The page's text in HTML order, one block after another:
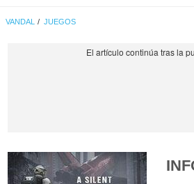
VANDAL JUEGOS